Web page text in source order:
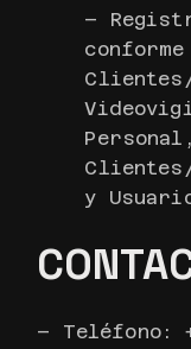
–
conforme
y
– Teléfono: